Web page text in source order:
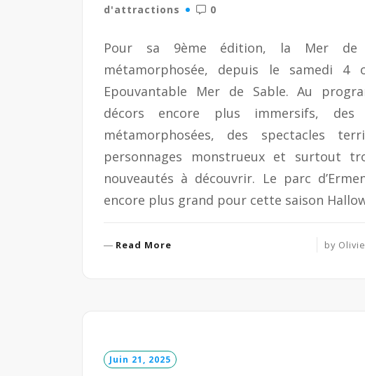
d'attractions
0
Pour sa 9ème édition, la Mer de
métamorphosée, depuis le samedi 4
Epouvantable Mer de Sable. Au
décors encore plus immersifs, des
métamorphosées, des spectacles
personnages monstrueux et surtout
nouveautés à découvrir. Le parc
encore plus grand pour cette saison
Read More
e
by
Juin 21, 2025